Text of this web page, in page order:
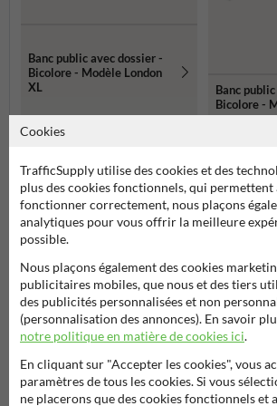
Banc public avec dossier -
Bicolore - Modèle London
XL
Banc
Bicolore -
Catégories dans cette groupe
Cookies
TrafficSupply utilise des cookies et des
plus des cookies fonctionnels, qui permettent
fonctionner correctement, nous plaçons
analytiques pour vous offrir la meilleure
possible.
Nous plaçons également des cookies
publicitaires mobiles, que nous et des tiers
des publicités personnalisées et non
(personnalisation des annonces). En savoir
notre politique en matière de cookies ici.
En cliquant sur "Accepter les cookies", vous
paramètres de tous les cookies. Si vous
ne placerons que des cookies fonctionnels et